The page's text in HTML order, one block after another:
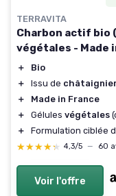
TERRAVITA
Charbon actif bio
végétales - Made
＋
Bio
＋
Issu de
＋
Made in France
＋
Gélules végétales
＋
Formulation ciblée
★★★★★
★★★★★ 4,3/5 — 60
Voir l'offre